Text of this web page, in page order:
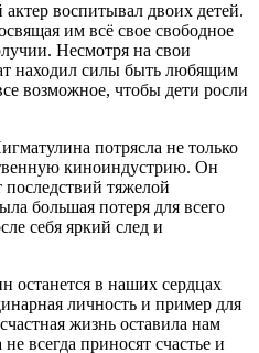
воспитывал двоих детей.
им всё свое свободное
Несмотря на свои
находил силы быть любящим
возможное, чтобы дети росли
потрясла не только
киноиндустрию. Он
последствий тяжелой
большая потеря для всего
себя яркий след и
останется в наших сердцах
личность и пример для
жизнь оставила нам
всегда приносят счастье и